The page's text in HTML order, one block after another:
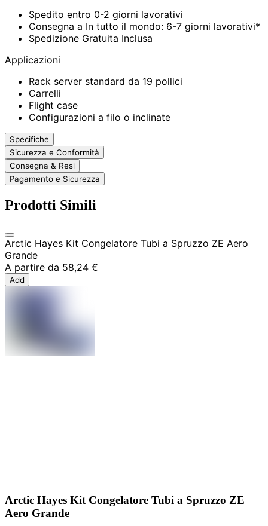
Spedito entro 0-2 giorni lavorativi
Consegna a In tutto il mondo: 6-7 giorni lavorativi*
Spedizione Gratuita Inclusa
Applicazioni
Rack server standard da 19 pollici
Carrelli
Flight case
Configurazioni a filo o inclinate
Specifiche
Sicurezza e Conformità
Consegna & Resi
Pagamento e Sicurezza
Prodotti Simili
Arctic Hayes Kit Congelatore Tubi a Spruzzo ZE Aero
Grande
A partire da 58,24 €
Add
Arctic Hayes Kit Congelatore Tubi a Spruzzo ZE
Aero Grande